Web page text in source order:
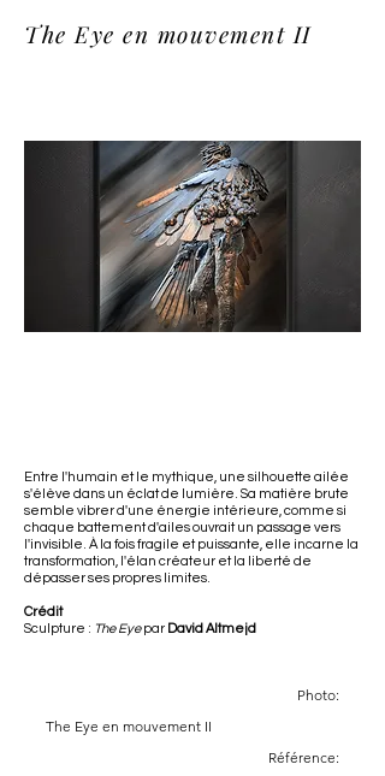
The Eye en mouvement II
Entre l'humain et le mythique, une silhouette ailée
s'élève dans un éclat de lumière. Sa matière brute
semble vibrer d'une énergie intérieure, comme si
chaque battement d'ailes ouvrait un passage vers
l'invisible. À la fois fragile et puissante, elle incarne la
transformation, l'élan créateur et la liberté de
dépasser ses propres limites.
Crédit
Sculpture : The Eyepar David Altmejd
Photo:
The Eye en mouvement II
Référence: